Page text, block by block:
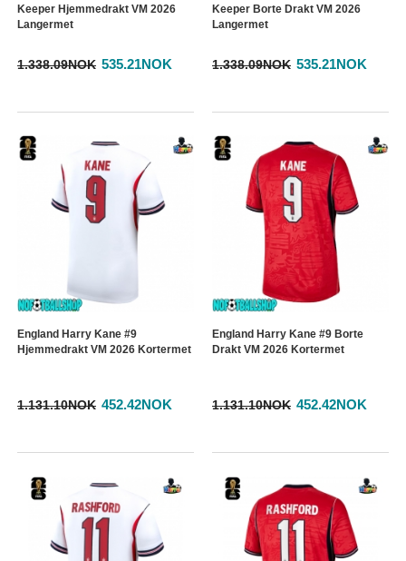
Keeper Hjemmedrakt VM 2026
Langermet
1.338.09NOK 535.21NOK
Keeper Borte Drakt VM 2026
Langermet
1.338.09NOK 535.21NOK
England Harry Kane #9
Hjemmedrakt VM 2026 Kortermet
1.131.10NOK 452.42NOK
England Harry Kane #9 Borte
Drakt VM 2026 Kortermet
1.131.10NOK 452.42NOK